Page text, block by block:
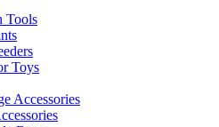
Tools
Toys
Accessories